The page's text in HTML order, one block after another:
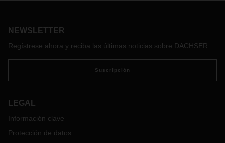
13 millones de euros.
NEWSLETTER
Regístrese ahora y reciba las últimas noticias sobre DACHSER
Suscripción
LEGAL
Información clave
Protección de datos